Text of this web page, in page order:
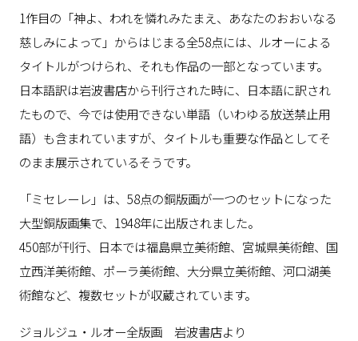
1作目の「神よ、われを憐れみたまえ、あなたのおおいなる
慈しみによって」からはじまる全58点には、ルオーによる
タイトルがつけられ、それも作品の一部となっています。
日本語訳は岩波書店から刊行された時に、日本語に訳され
たもので、今では使用できない単語（いわゆる放送禁止用
語）も含まれていますが、タイトルも重要な作品としてそ
のまま展示されているそうです。
「ミセレーレ」は、58点の銅版画が一つのセットになった
大型銅版画集で、1948年に出版されました。
450部が刊行、日本では福島県立美術館、宮城県美術館、国
立西洋美術館、ポーラ美術館、大分県立美術館、河口湖美
術館など、複数セットが収蔵されています。
ジョルジュ・ルオー全版画 岩波書店より